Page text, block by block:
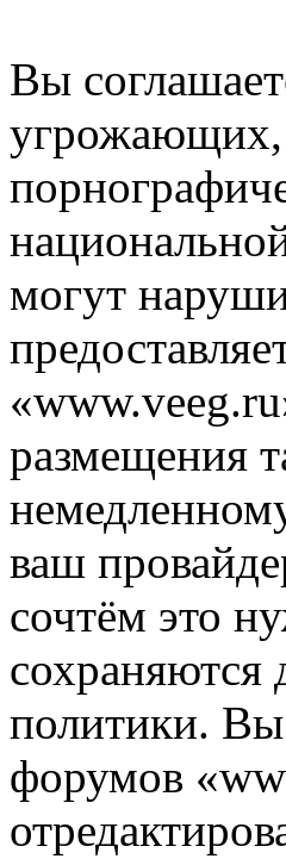
Вы
угрожающих,
могут
размещения
ваш
сочтём это
сохраняются
политики. Вы
форумов